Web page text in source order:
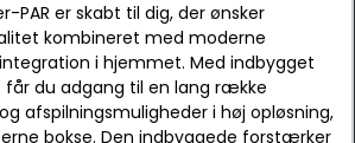
PAR er skabt til dig, der ønsker
kombineret med moderne
i hjemmet. Med indbygget
får du adgang til en lang række
afspilningsmuligheder i høj opløsning,
bokse. Den indbyggede forstærker